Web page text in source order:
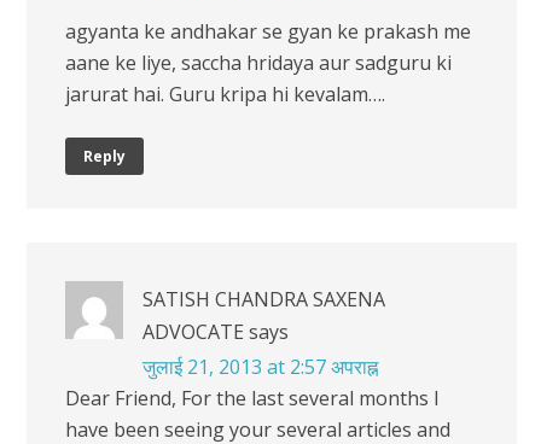
agyanta ke andhakar se gyan ke prakash me
aane ke liye, saccha hridaya aur sadguru ki
jarurat hai. Guru kripa hi kevalam….
Reply
SATISH CHANDRA SAXENA
ADVOCATE says
जुलाई 21, 2013 at 2:57 अपराह्न
Dear Friend, For the last several months I
have been seeing your several articles and